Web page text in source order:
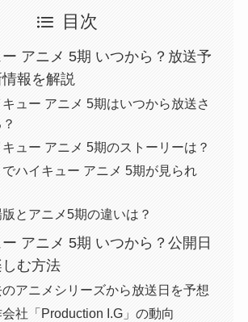
目次
アニメ 5期 いつから？放送予
報を解説
ュー アニメ 5期はいつから放送さ
ュー アニメ 5期のストーリーは？
でハイキュー アニメ 5期が見られ
とアニメ5期の違いは？
アニメ 5期 いつから？公開日
む方法
アニメシリーズから放送日を予想
社「Production I.G」の動向